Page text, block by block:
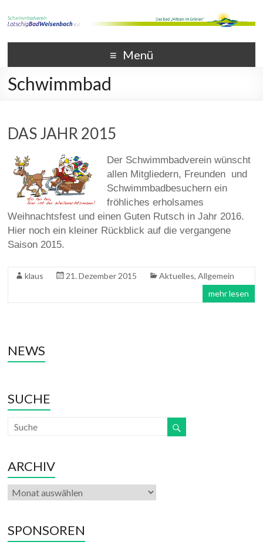
Menü
Schwimmbad
DAS JAHR 2015
Der Schwimmbadverein wünscht
allen Mitgliedern, Freunden und
Schwimmbadbesuchern ein
fröhliches erholsames
Weihnachtsfest und einen Guten Rutsch in Jahr 2016.
Hier noch ein kleiner Rückblick auf die vergangene
Saison 2015.
klaus 21. Dezember 2015 Aktuelles,Allgemein
mehr lesen
NEWS
SUCHE
ARCHIV
SPONSOREN